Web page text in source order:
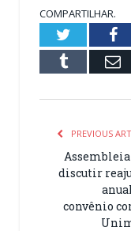
COMPARTILHAR.
Twitter
Tumblr
PREVIOUS
discutir
convênio